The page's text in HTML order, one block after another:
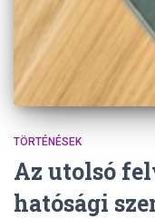
TÖRTÉNÉSEK
Az utolsó
hatósági